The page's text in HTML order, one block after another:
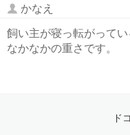
かなえ
飼い主が寝っ転がって
なかなかの重さです。
ド